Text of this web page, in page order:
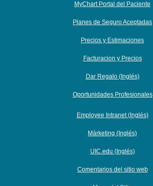
MyChart Portal del Paciente
Planes de Seguro Aceptadas
Precios y Estimaciones
Facturacion y Precios
Dar Regalo (Inglés)
Oportunidades Profesionales
Employee Intranet (Inglés)
Márketing (Inglés)
UIC.edu (Inglés)
Comentarios del sitio web